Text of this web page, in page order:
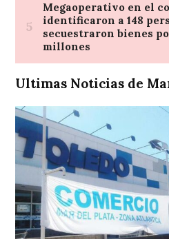
Ultimas Noticias de